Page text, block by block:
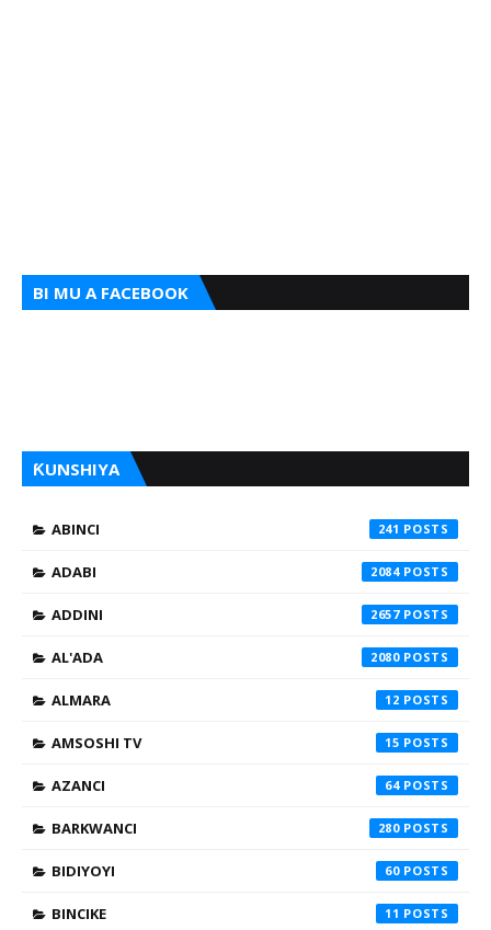
BI MU A FACEBOOK
ƘUNSHIYA
ABINCI 241
ADABI 2084
ADDINI 2657
AL'ADA 2080
ALMARA 12
AMSOSHI TV 15
AZANCI 64
BARKWANCI 280
BIDIYOYI 60
BINCIKE 11